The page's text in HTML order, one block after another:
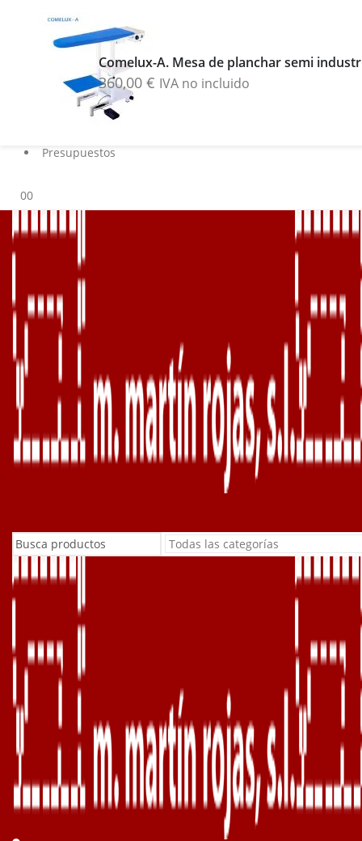
Servicios
Marcas
Presupuestos
00
Comelux-A. Mesa de planchar semi
360,00 € IVA no incluido